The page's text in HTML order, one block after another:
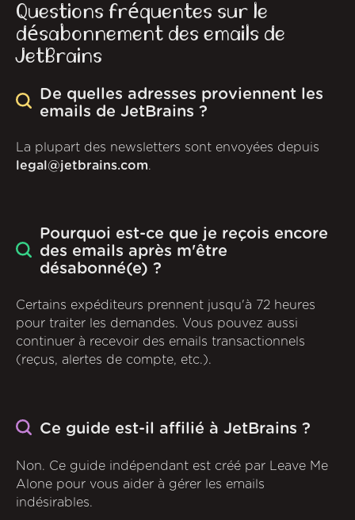
Questions fréquentes sur le
désabonnement des emails de
JetBrains
De quelles adresses proviennent les
emails de JetBrains ?
La plupart des newsletters sont envoyées depuis
legal@jetbrains.com.
Pourquoi est-ce que je reçois encore
des emails après m'être
désabonné(e) ?
Certains expéditeurs prennent jusqu'à 72 heures
pour traiter les demandes. Vous pouvez aussi
continuer à recevoir des emails transactionnels
(reçus, alertes de compte, etc.).
Ce guide est-il affilié à JetBrains ?
Non. Ce guide indépendant est créé par Leave Me
Alone pour vous aider à gérer les emails
indésirables.